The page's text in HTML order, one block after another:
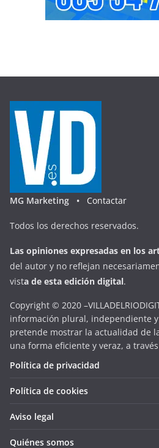
MG Marketing • Contactar
Todos los derechos reservados.
Las opiniones expresadas en los
del autor y no reflejan
vista de esta edición digital.
Copyright © 2020
información plural, independiente
pretende mostrar la actualidad de
una forma eficiente y veraz, a
Política de privacidad
Política de cookies
Aviso legal
Quiénes somos